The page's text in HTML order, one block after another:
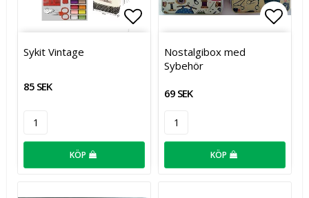
Lägg till i favoritlistan
Sykit Vintage
85 SEK
KÖP
Nostalgibox med
Sybehör
69 SEK
KÖP